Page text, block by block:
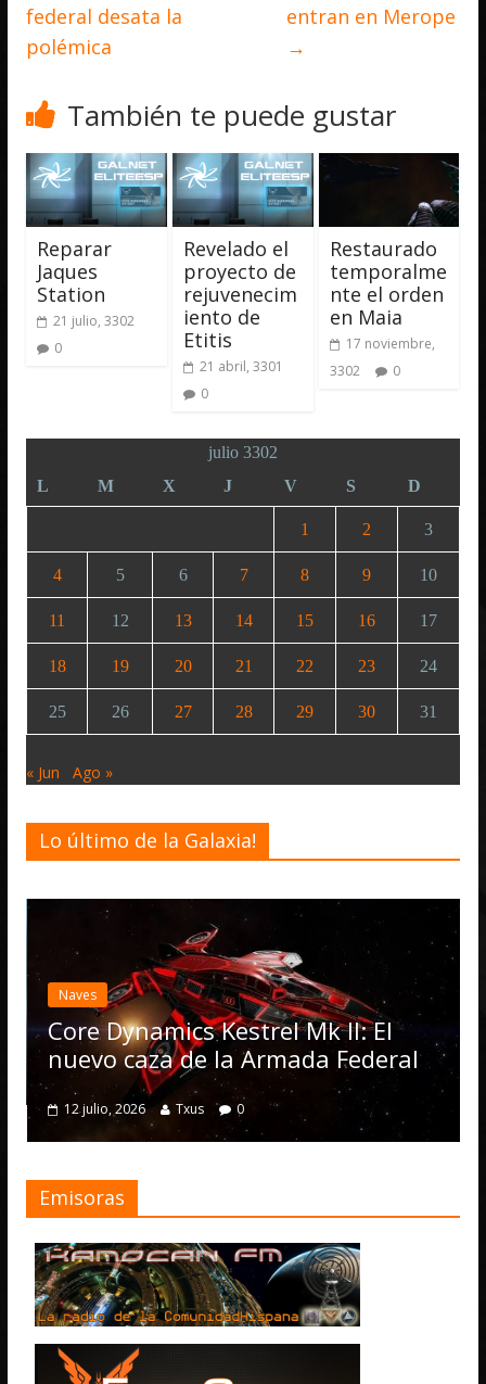
federal desata la
polémica
entran en Merope
→
También te puede gustar
Reparar
Jaques
Station
21 julio, 3302
0
Revelado el
proyecto de
rejuvenecim
iento de
Etitis
21 abril, 3301
0
Restaurado
temporalme
nte el orden
en Maia
17 noviembre,
3302
0
julio 3302
L
M X J V S D
1 2 3
4 5 6 7 8 9 10
11 12 13 14 15 16 17
18 19 20 21 22 23 24
25 26 27 28 29 30 31
« Jun Ago »
Lo último de la Galaxia!
Kestrel Mk II: El
de la Armada Federal
Txus 0
Elite
Emisoras